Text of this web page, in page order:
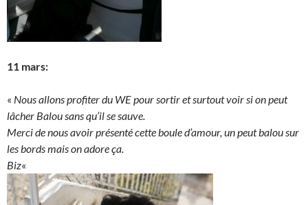
11 mars:
« Nous allons profiter du WE pour sortir et surtout voir si on peut
lâcher Balou sans qu’il se sauve.
Merci de nous avoir présenté cette boule d’amour, un peut balou sur
les bords mais on adore ça.
Biz«